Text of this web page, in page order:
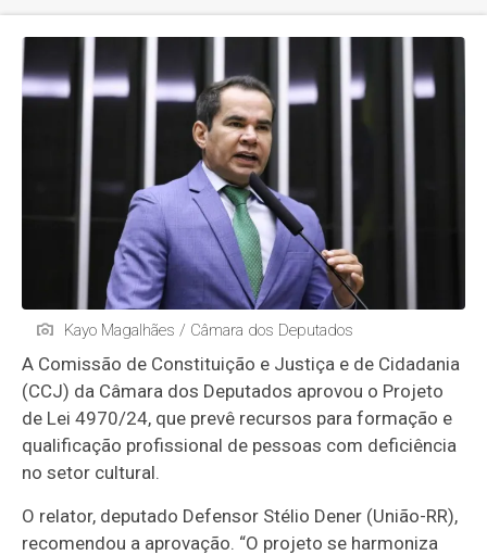
Kayo Magalhães / Câmara dos Deputados
A Comissão de Constituição e Justiça e de Cidadania
(CCJ) da Câmara dos Deputados aprovou o Projeto
de Lei 4970/24, que prevê recursos para formação e
qualificação profissional de pessoas com deficiência
no setor cultural.
O relator, deputado Defensor Stélio Dener (União-RR),
recomendou a aprovação. “O projeto se harmoniza